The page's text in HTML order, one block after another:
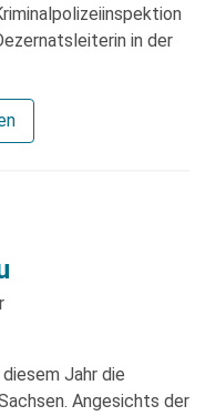
in der
Jahr die
Angesichts der